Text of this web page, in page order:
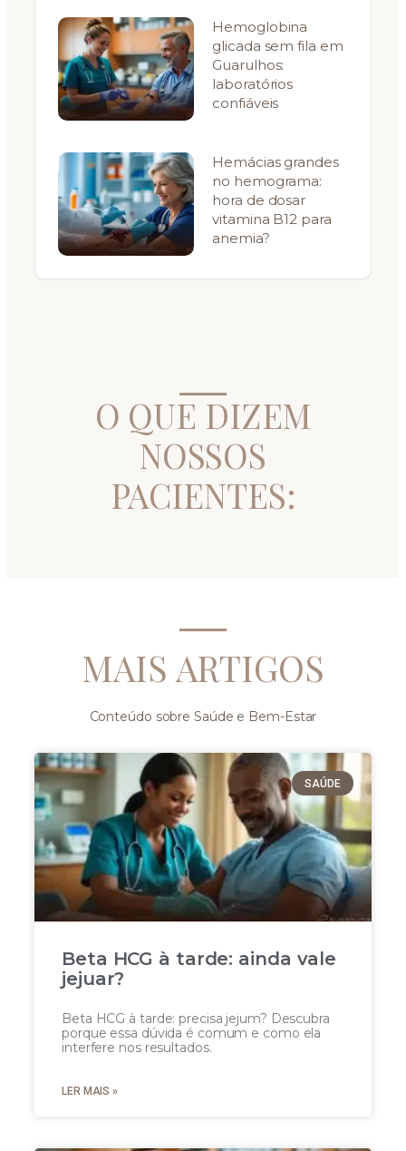
Hemoglobina
glicada sem fila em
Guarulhos:
laboratórios
confiáveis
Hemácias grandes
no hemograma:
hora de dosar
vitamina B12 para
anemia?
O QUE DIZEM
NOSSOS
PACIENTES:
MAIS ARTIGOS
Conteúdo sobre Saúde e Bem-Estar
SAÚDE
Beta HCG à tarde: ainda vale
jejuar?
Beta HCG à tarde: precisa jejum? Descubra
porque essa dúvida é comum e como ela
interfere nos resultados.
LER MAIS »